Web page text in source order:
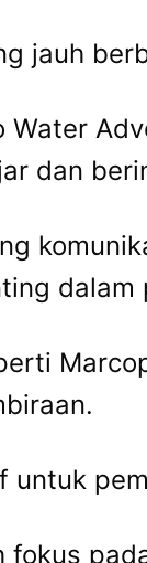
jauh
dan
untuk